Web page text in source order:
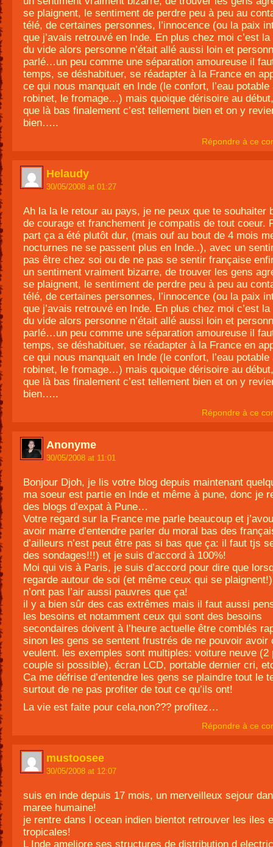
se plaignent, le sentiment de perdre peu à peu au
télé, de certaines personnes, l’innocence (ou la paix
que j’avais retrouvé en Inde. En plus chez moi c’est la
du vide alors personne n’était allé aussi loin et
parlé…un peu comme une séparation amoureuse il
temps, se déshabituer, se réadapter à la France en
ce qui nous manquait en Inde (le confort, l’eau potable
robinet, le fromage…) mais quoique dérisoire au
que là bas finalement c’est tellement bien et on y
bien…..
Répondre à ce
Helaudy
30/05/2008 at 01:27
Ah la la le retour au pays, je ne peux que te souhaiter
de courage et franchement je compatis de tout coeur.
part ça a été plutôt dur, (mais ouf au bout de 4 mois
nocturnes ne se passent plus en Inde..), avec un
pas être chez soi ou de ne pas se sentir française
un sentiment vraiment bizarre, de trouver les gens
se plaignent, le sentiment de perdre peu à peu au
télé, de certaines personnes, l’innocence (ou la paix
que j’avais retrouvé en Inde. En plus chez moi c’est la
du vide alors personne n’était allé aussi loin et
parlé…un peu comme une séparation amoureuse il
temps, se déshabituer, se réadapter à la France en
ce qui nous manquait en Inde (le confort, l’eau potable
robinet, le fromage…) mais quoique dérisoire au
que là bas finalement c’est tellement bien et on y
bien…..
Répondre à ce
Anonyme
30/05/2008 at 11:01
Bonjour Djoh, je lis votre blog depuis maintenant
ma soeur est partie en Inde et même à pune, donc je
des blogs d’expat à Pune…
Votre regard sur la France me parle beaucoup et
avoir marre d’entendre parler du moral bas des
d’ailleurs n’est peut être pas si bas que ça: il faut tjs
des sondages!!!) et je suis d’accord à 100%!
Moi qui vis à Paris, je suis d’accord pour dire que
regarde autour de soi (et même ceux qui se
n’ont pas l’air aussi pauvres que ça!
il y a bien sûr des cas extrêmes mais il faut aussi
les besoins et notamment ceux qui sont des besoins
secondaires doivent à l’heure actuelle être comblés
sinon les gens se sentent frustrés de ne pouvoir avoir
veulent. les exemples sont multiples: voiture neuve (2
couple si possible), écran LCD, portable dernier cri,
Ca me défrise d’entendre les gens se plaindre tout le
surtout de ne pas profiter de tout ce qu’ils ont!
La vie est faite pour cela,non??? profitez…
Répondre à ce
mustoosee
30/05/2008 at 12:07
suis en inde depuis 17 mois, un merveilleux sejour
maree humaine!
je rentre dans l ocean indien bientot retrouver les iles
tropicales!
L Inde ameliore ses structures de distribution d